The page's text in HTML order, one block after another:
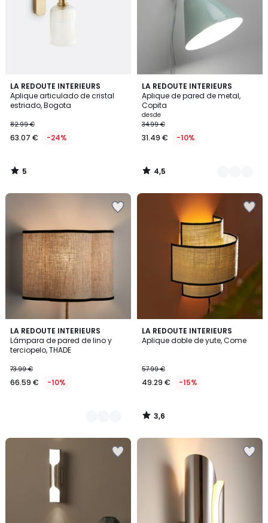
LA REDOUTE INTERIEURS
Aplique articulado de cristal
estriado, Bogota
82.99 €
63.07 € -24%
5
/
5
5
/
LA REDOUTE INTERIEURS
Aplique de pared de metal,
Copita
desde
34.99 €
31.49 € -10%
4,5
/ 5
7
Colores
4,5
/
LA REDOUTE INTERIEURS
Lámpara de pared de lino y
terciopelo, THADE
73.99 €
66.59 € -10%
2
Colores
LA REDOUTE INTERIEURS
Aplique doble de yute, Come
57.99 €
49.29 € -15%
3,6
/ 5
3,6
/